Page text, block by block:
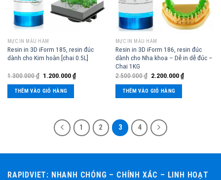
MỰC IN MẪU HÀM
Resin in 3D iForm 185, resin đúc
dành cho Kim hoàn [chai 0.5L]
1.300.000₫ 1.200.000₫
THÊM VÀO GIỎ HÀNG
MỰC IN MẪU HÀM
Resin in 3D iForm 186, resin đúc
dành cho Nha khoa – Dễ in dễ đúc –
Chai 1KG
2.500.000₫ 2.200.000₫
THÊM VÀO GIỎ HÀNG
1 2 3 4
RAPIDVIET: NHANH CHÓNG – CHÍNH XÁC – LINH HOẠT